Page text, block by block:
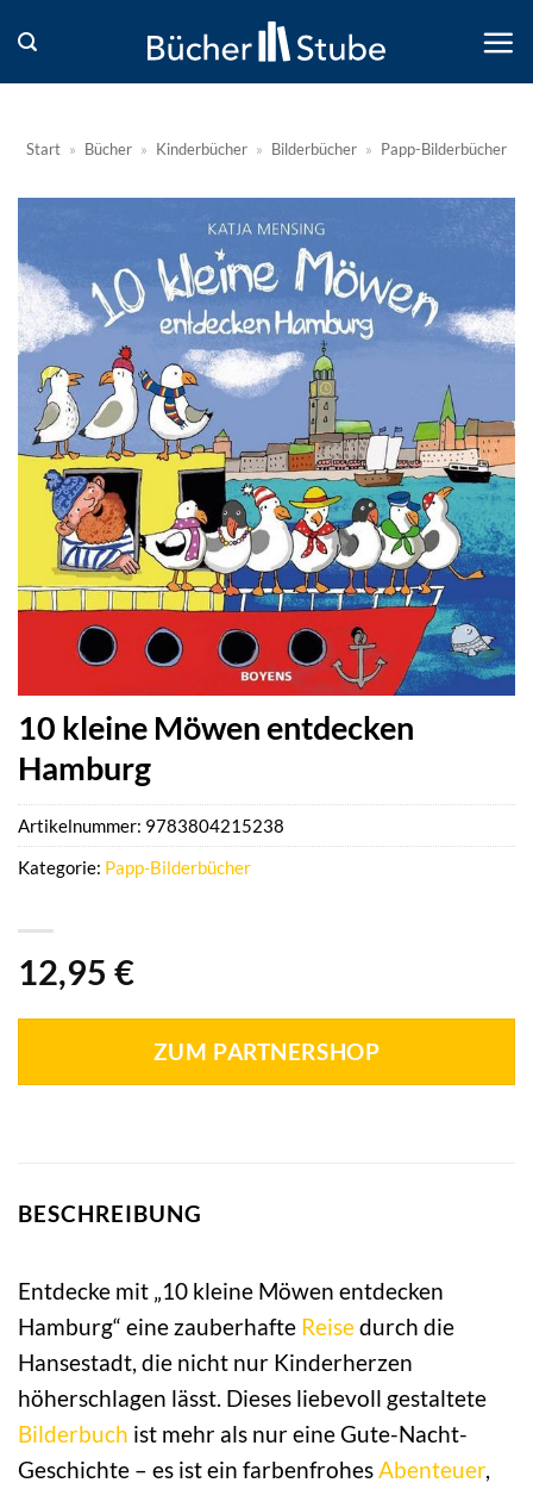
Inhalt
springen
Start » Bücher » Kinderbücher » Bilderbücher » Papp-Bilderbücher
10 kleine Möwen entdecken
Hamburg
12,95 €
ZUM PARTNERSHOP
Artikelnummer: 9783804215238
Kategorie: Papp-Bilderbücher
BESCHREIBUNG
Entdecke mit „10 kleine Möwen entdecken
Hamburg“ eine zauberhafte Reisedurch die
Hansestadt, die nicht nur Kinderherzen
höherschlagen lässt. Dieses liebevoll gestaltete
Bilderbuch ist mehr als nur eine Gute-Nacht-
Geschichte – es ist ein farbenfrohes Abenteuer,